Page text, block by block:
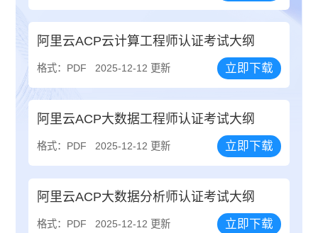
阿里云ACP云计算工程师认证考试大纲
格式：PDF 2025-12-12 更新 立即下载
阿里云ACP大数据工程师认证考试大纲
格式：PDF 2025-12-12 更新 立即下载
阿里云ACP大数据分析师认证考试大纲
格式：PDF 2025-12-12 更新 立即下载